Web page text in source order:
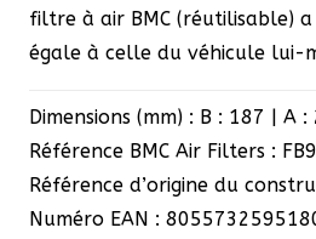
filtre à air BMC (réutilisable)
égale à celle du véhicule lui-
Dimensions (mm) : B : 187 | A :
Référence BMC Air Filters :
Référence d’origine du
Numéro EAN :